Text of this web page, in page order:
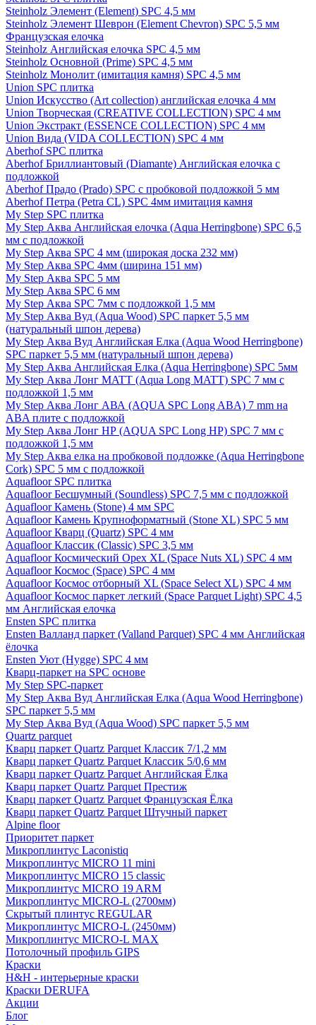
Steinholz Элемент (Element) SPC 4,5 мм
Steinholz Элемент Шеврон (Element Chevron) SPC 5,5 мм
Французская елочка
Steinholz Английская елочка SPC 4,5 мм
Steinholz Основной (Prime) SPC 4,5 мм
Steinholz Монолит (имитация камня) SPC 4,5 мм
Union SPC плитка
Union Искусство (Art collection) английская елочка 4 мм
Union Творческая (CREATIVE COLLECTION) SPC 4 мм
Union Экстракт (ESSENCE COLLECTION) SPC 4 мм
Union Вида (VIDA COLLECTION) SPC 4 мм
Aberhof SPC плитка
Aberhof Бриллиантовый (Diamante) Английская елочка с
подложкой
Aberhof Прадо (Prado) SPC с пробковой подложкой 5 мм
Aberhof Петра (Petra CL) SPC 4мм имитация камня
My Step SPC плитка
My Step Аква Английская елочка (Aqua Herringbone) SPC 6,5
мм с подложкой
My Step Аква SPC 4 мм (широкая доска 232 мм)
My Step Аква SPC 4мм (ширина 151 мм)
My Step Аква SPC 5 мм
My Step Аква SPC 6 мм
My Step Аква SPC 7мм c подложкой 1,5 мм
My Step Аква Вуд (Aqua Wood) SPC паркет 5,5 мм
(натуральный шпон дерева)
My Step Аква Вуд Английская Елка (Aqua Wood Herringbone)
SPC паркет 5,5 мм (натуральный шпон дерева)
My Step Аква Английская Елка (Aqua Herringbone) SPC 5мм
My Step Аква Лонг MATT (Aqua Long MATT) SPC 7 мм с
подложкой 1,5 мм
My Step Аква Лонг АВА (AQUA SPC Long ABA) 7 mm на
ABA плите с подложкой
My Step Аква Лонг НР (AQUA SPC Long HP) SPC 7 мм с
подложкой 1,5 мм
My Step Аква елка на пробковой подложке (Aqua Herringbone
Cork) SPC 5 мм с подложкой
Aquafloor SPC плитка
Aquafloor Бесшумный (Soundless) SPC 7,5 мм с подложкой
Aquafloor Камень (Stone) 4 мм SPC
Aquafloor Камень Крупноформатный (Stone XL) SPC 5 мм
Aquafloor Кварц (Quartz) SPC 4 мм
Aquafloor Классик (Classic) SPC 3,5 мм
Aquafloor Космический Орех XL (Space Nuts XL) SPC 4 мм
Aquafloor Космос (Space) SPC 4 мм
Aquafloor Космос отборный XL (Space Select XL) SPC 4 мм
Aquafloor Космос паркет легкий (Space Parquet Light) SPC 4,5
мм Английская елочка
Ensten SPC плитка
Ensten Валланд паркет (Valland Parquet) SPC 4 мм Английская
ёлочка
Ensten Уют (Hygge) SPC 4 мм
Кварц-паркет на SPC основе
My Step SPC-паркет
My Step Аква Вуд Английская Елка (Aqua Wood Herringbone)
SPC паркет 5,5 мм
My Step Аква Вуд (Aqua Wood) SPC паркет 5,5 мм
Quartz parquet
Кварц паркет Quartz Parquet Классик 7/1,2 мм
Кварц паркет Quartz Parquet Классик 5/0,6 мм
Кварц паркет Quartz Parquet Английская Ёлка
Кварц паркет Quartz Parquet Престиж
Кварц паркет Quartz Parquet Французская Ёлка
Кварц паркет Quartz Parquet Штучный паркет
Alpine floor
Приоритет паркет
Микроплинтус Laconistiq
Микроплинтус MICRO 11 mini
Микроплинтус MICRO 15 classic
Микроплинтус MICRO 19 ARM
Микроплинтус MICRO-L (2700мм)
Скрытый плинтус REGULAR
Микроплинтус MICRO-L (2450мм)
Микроплинтус MICRO-L MAX
Потолочный профиль GIPS
Краски
H&H - интерьерные краски
Краски DERUFA
Акции
Блог